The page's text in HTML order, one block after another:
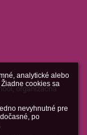
analytické alebo
cookies sa
nevyhnutné pre
po
organizačná